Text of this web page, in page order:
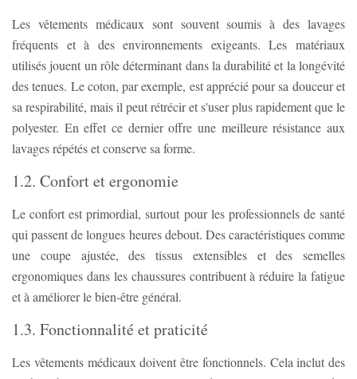
Les vêtements médicaux sont souvent soumis à des lavages
fréquents et à des environnements exigeants. Les matériaux
utilisés jouent un rôle déterminant dans la durabilité et la longévité
des tenues. Le coton, par exemple, est apprécié pour sa douceur et
sa respirabilité, mais il peut rétrécir et s'user plus rapidement que le
polyester. En effet ce dernier offre une meilleure résistance aux
lavages répétés et conserve sa forme.
1.2. Confort et ergonomie
Le confort est primordial, surtout pour les professionnels de santé
qui passent de longues heures debout. Des caractéristiques comme
une coupe ajustée, des tissus extensibles et des semelles
ergonomiques dans les chaussures contribuent à réduire la fatigue
et à améliorer le bien-être général.
1.3. Fonctionnalité et praticité
Les vêtements médicaux doivent être fonctionnels. Cela inclut des